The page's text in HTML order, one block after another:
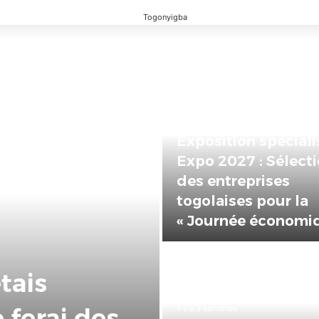
de
Grandes
des Ressortissants
Kpélé Govié
Sokpé